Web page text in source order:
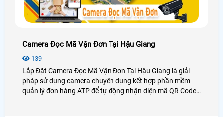
Camera Đọc Mã Vận Đơn Tại Hậu Giang
139
Lắp Đặt Camera Đọc Mã Vận Đơn Tại Hậu Giang là giải
pháp sử dụng camera chuyên dụng kết hợp phần mềm
quản lý đơn hàng ATP để tự động nhận diện mã QR Code